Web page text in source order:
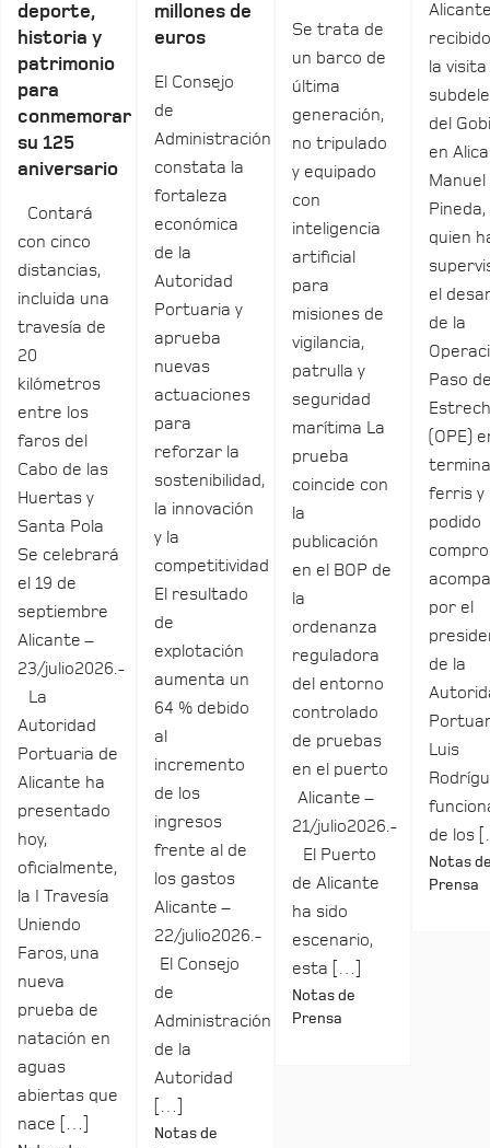
deporte,
historia y
patrimonio
para
conmemorar
su 125
aniversario
Contará
con cinco
distancias,
incluida una
travesía de
20
kilómetros
entre los
faros del
Cabo de las
Huertas y
Santa Pola
Se celebrará
el 19 de
septiembre
Alicante –
23/julio2026.-
La
Autoridad
Portuaria de
Alicante ha
presentado
hoy,
oficialmente,
la I Travesía
Uniendo
Faros, una
nueva
prueba de
natación en
aguas
abiertas que
nace […]
millones de
euros
El Consejo
de
Administración
constata la
fortaleza
económica
de la
Autoridad
Portuaria y
aprueba
nuevas
actuaciones
para
reforzar la
sostenibilidad,
la innovación
y la
competitividad
El resultado
de
explotación
aumenta un
64 % debido
al
incremento
de los
ingresos
frente al de
los gastos
Alicante –
22/julio2026.-
El Consejo
de
Administración
de la
Autoridad
Notas de
Se trata de
un barco de
última
generación,
no tripulado
y equipado
con
inteligencia
artificial
para
misiones de
vigilancia,
patrulla y
seguridad
marítima La
prueba
coincide con
la
publicación
en el BOP de
la
ordenanza
reguladora
del entorno
controlado
de pruebas
en el puerto
Alicante –
21/julio2026.-
El Puerto
de Alicante
ha sido
escenario,
esta […]
Notas de
Prensa
la
del
en
Manuel
Pineda,
quien
el
de la
Paso
(OPE)
ferris y
podido
por el
de la
Luis
de los
Notas
Prensa